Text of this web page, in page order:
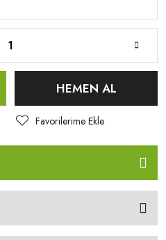
HEMEN AL